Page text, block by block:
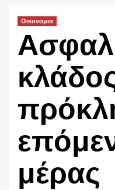
Οικονομια
μέρας